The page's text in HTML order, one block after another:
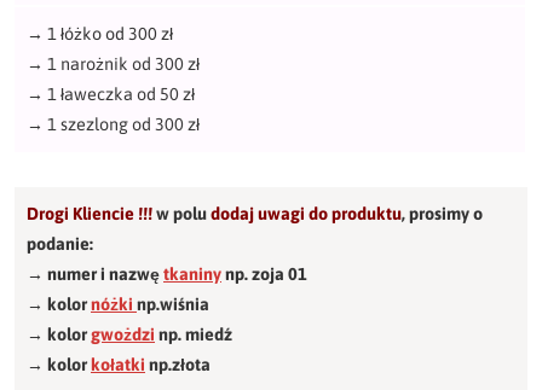
→ 1 łóżko od 300 zł
→ 1 narożnik od 300 zł
→ 1 ławeczka od 50 zł
→ 1 szezlong od 300 zł
Drogi Kliencie !!!w poludodaj uwagi do produktu,prosimy o
podanie:
→ numer i nazwętkaninynp. zoja 01
→ kolornóżki np.wiśnia
→ kolorgwożdzi np. miedź
→ kolorkołatki np.złota